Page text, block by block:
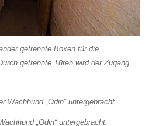
getrennte Boxen für die
getrennte Türen wird der Zugang
„Odin“ untergebracht.